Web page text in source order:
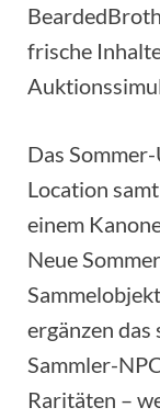
frische
Das
Location
einem
Neue
ergänzen das
Sammler-
Raritäten –